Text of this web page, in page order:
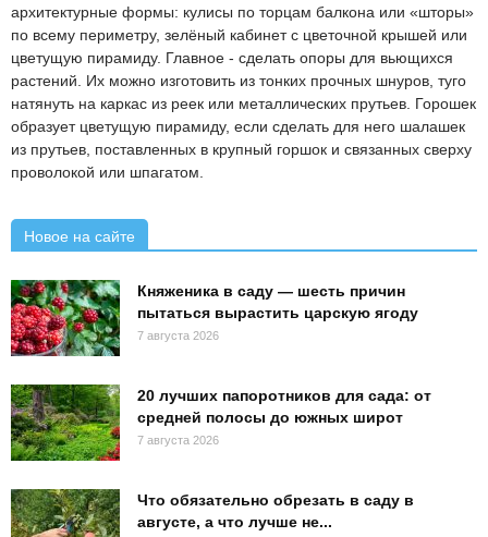
архитектурные формы: кулисы по торцам балкона или «шторы»
по всему периметру, зелёный кабинет с цветочной крышей или
цветущую пирамиду. Главное - сделать опоры для вьющихся
растений. Их можно изготовить из тонких прочных шнуров, туго
натянуть на каркас из реек или металлических прутьев. Горошек
образует цветущую пирамиду, если сделать для него шалашек
из прутьев, поставленных в крупный горшок и связанных сверху
проволокой или шпагатом.
Новое на сайте
Княженика в саду — шесть причин
пытаться вырастить царскую ягоду
7 августа 2026
20 лучших папоротников для сада: от
средней полосы до южных широт
7 августа 2026
Что обязательно обрезать в саду в
августе, а что лучше не...